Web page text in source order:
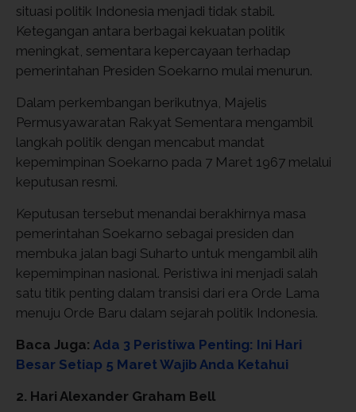
situasi politik Indonesia menjadi tidak stabil.
Ketegangan antara berbagai kekuatan politik
meningkat, sementara kepercayaan terhadap
pemerintahan Presiden Soekarno mulai menurun.
Dalam perkembangan berikutnya, Majelis
Permusyawaratan Rakyat Sementara mengambil
langkah politik dengan mencabut mandat
kepemimpinan Soekarno pada 7 Maret 1967 melalui
keputusan resmi.
Keputusan tersebut menandai berakhirnya masa
pemerintahan Soekarno sebagai presiden dan
membuka jalan bagi Suharto untuk mengambil alih
kepemimpinan nasional. Peristiwa ini menjadi salah
satu titik penting dalam transisi dari era Orde Lama
menuju Orde Baru dalam sejarah politik Indonesia.
Baca Juga: Ada 3 Peristiwa Penting: Ini Hari
Besar Setiap 5 Maret Wajib Anda Ketahui
2. Hari Alexander Graham Bell